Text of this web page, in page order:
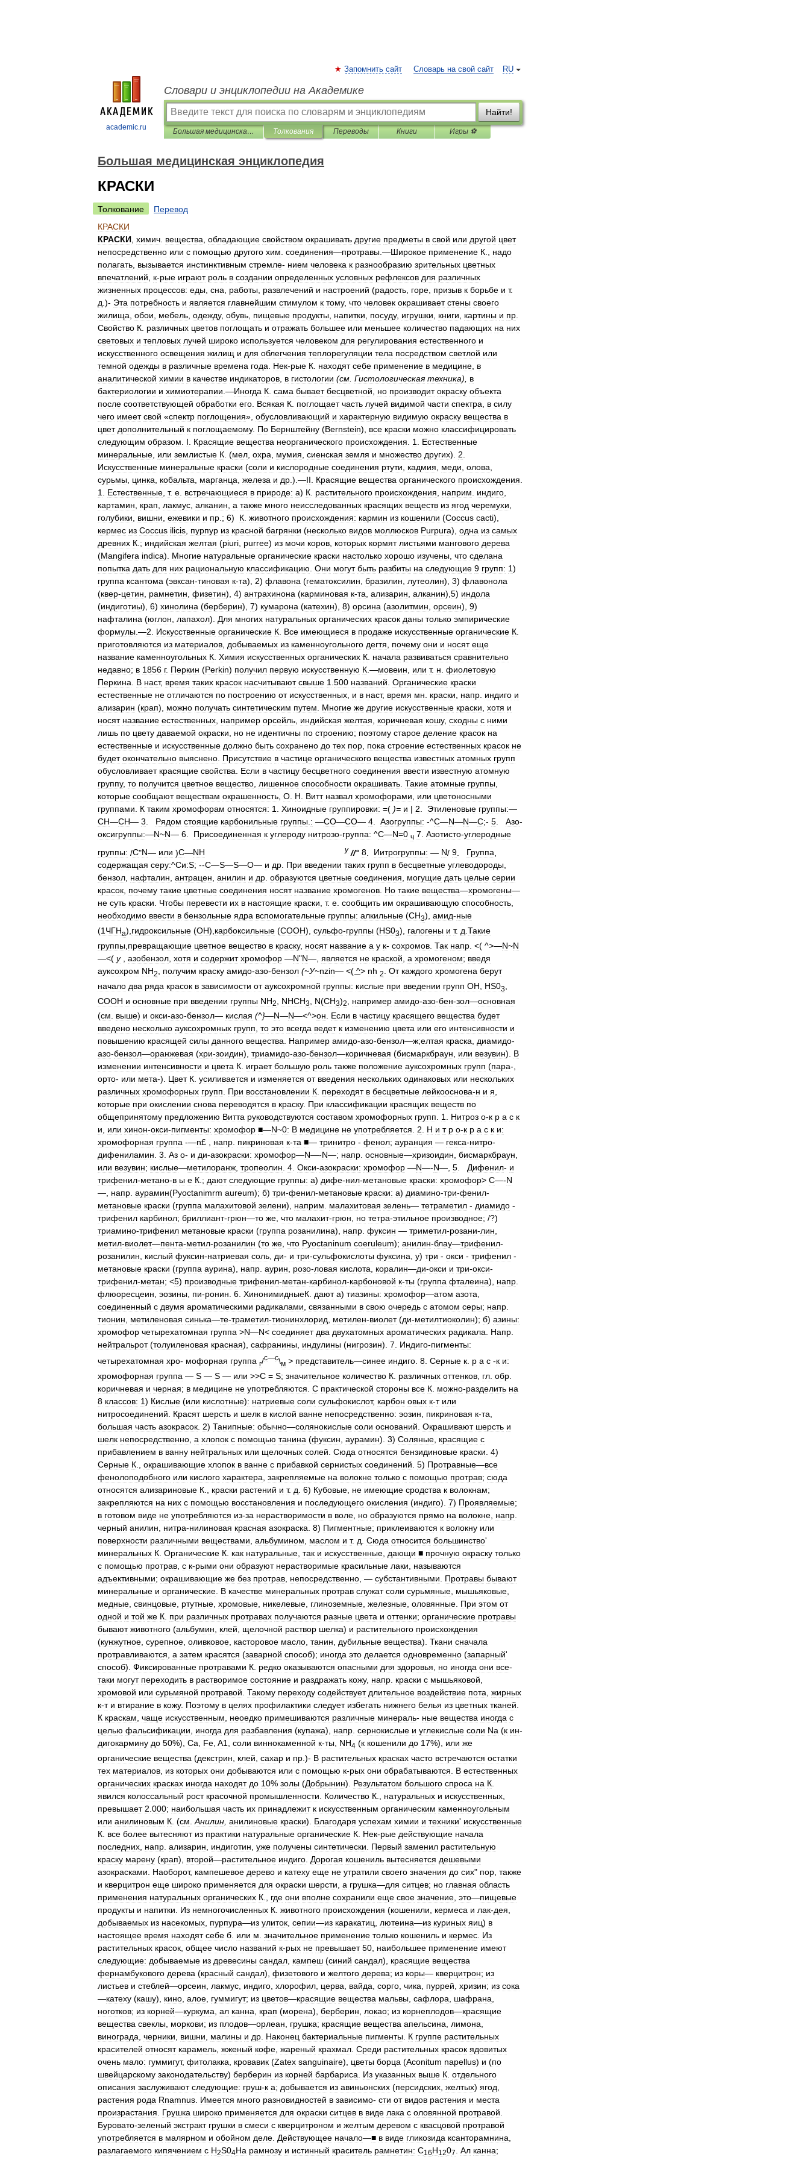
academic.ru
RU
Запомнить сайт Словарь на свой сайт
Словари и энциклопедии на Академике
Найти!
Большая медицинская энциклопедия Толкования Переводы Книги Игры ⚽
Большая медицинская энциклопедия
КРАСКИ
Толкование
Перевод
КРАСКИ
КРАСКИ химич вещества обладающие свойством окрашивать другие предметы в свой или другой цвет
непосредственно или с помощью другого хим соединения—протравы .—Широкое применение К
надо
полагать вызывается инстинктивным стремле- нием человека к разнообразию зрительных цветных
впечатлений
к-рые играют роль в создании определенных условных рефлексов для различных
жизненных процессов: еды сна работы развлечений и настроений (радость горе призыв к борьбе и т.
д .)- Эта потребность и является главнейшим стимулом к тому, что человек окрашивает стены своего
жилища обои мебель одежду, обувь пищевые продукты напитки посуду, игрушки книги картины и пр
Свойство К различных цветов поглощать и отражать большее или меньшее количество падающих на них
световых и тепловых лучей широко используется человеком для регулирования естественного и
искусственного освещения жилищ и для облегчения теплорегуляции тела посредством светлой или
темной одежды в различные времена года Нек-рые К находят себе применение в медицине в
аналитической химии в качестве индикаторов в гистологии (см Гистологическая техника), в
бактериологии и химиотерапии .—Иногда К сама бывает бесцветной но производит окраску объекта
после соответствующей обработки его Всякая К поглощает часть лучей видимой части спектра в силу
чего имеет свой «спектр поглощения», обусловливающий и характерную видимую окраску вещества в
цвет дополнительный к поглощаемому. По Бернштейну (Bernstein), все краски можно классифицировать
следующим образом I Красящие вещества неорганического происхождения 1
Естественные
минеральные или землистые К . (мел охра мумия сиенская земля и множество других). 2
Искусственные минеральные краски (соли и кислородные соединения ртути кадмия меди олова
сурьмы цинка кобальта марганца железа и др .).—II Красящие вещества органического происхождения
1
Естественные т. е встречающиеся в природе: а) К растительного происхождения наприм индиго
картамин
крап лакмус алканин а также много неисследованных красящих веществ из ягод черемухи
голубики
вишни ежевики и пр .; 6) К животного происхождения: кармин из кошенили (Coccus cacti),
кермес из Coccus ilicis пурпур из красной багрянки (несколько видов моллюсков Purpura), одна из самых
древних К .; индийская желтая (piuri purree) из мочи коров которых кормят листьями мангового дерева
(Mangifera indica). Многие натуральные органические краски настолько хорошо изучены что сделана
попытка дать для них рациональную классификацию Они могут быть разбиты на следующие 9 групп: 1)
группа ксантома (эвксан-тиновая к-та), 2) флавона (гематоксилин бразилин лутеолин), 3) флавонола
(квер-цетин рамнетин физетин), 4) антрахинона (карминовая к-та ализарин алканин), 5) индола
(индиготиы), 6) хинолина (берберин), 7) кумарона (катехин), 8) орсина (азолитмин орсеин), 9)
нафталина (юглон лапахол). Для многих натуральных органических красок даны только эмпирические
формулы .—2 Искусственные органические К Все имеющиеся в продаже искусственные органические К
приготовляются из материалов добываемых из каменноугольного дегтя почему они и носят еще
название каменноугольных К Химия искусственных органических К начала развиваться сравнительно
недавно; в 1856 г. Перкин (Perkin) получил первую искусственную К .—мовеин или т. н фиолетовую
Перкина
В наст, время таких красок насчитывают свыше 1 500 названий Органические краски
естественные не отличаются по построению от искусственных и в наст, время мн краски напр индиго и
ализарин (крап), можно получать синтетическим путем Многие же другие искусственные краски хотя и
носят название естественных например орсейль индийская желтая коричневая кошу, сходны с ними
лишь по цвету даваемой окраски но не идентичны по строению; поэтому старое деление красок на
естественные и искусственные должно быть сохранено до тех пор пока строение естественных красок не
будет окончательно выяснено Присутствие в частице органического вещества известных атомных групп
обусловливает красящие свойства Если в частицу бесцветного соединения ввести известную атомную
группу, то получится цветное вещество лишенное способности окрашивать Такие атомные группы
которые сообщают веществам окрашенность О Н Витт назвал хромофорами или цветоносными
группами
К таким хромофорам относятся: 1 Хиноидные группировки: =( )= и | 2 Этиленовые группы:—
СН—СН— 3 Рядом стоящие карбонильные группы : —СО—СО— 4 Азогруппы: -^С—N—N—С;- 5 Азо-
оксигруппы:—N~N— 6 Присоединенная к углероду нитрозо-группа: ^С—N=0 ч 7 Азотисто-углеродные
группы: /C"N— или )С—NH y //° 8 Иитрогруппы: — N/ 9 Группа
содержащая серу:^Си:S; --С—S—S—О— и др. При введении таких групп в бесцветные углеводороды,
бензол, нафталин, антрацен, анилин и др. образуются цветные соединения, могущие дать целые серии
красок, почему такие цветные соединения носят название хромогенов. Но такие вещества—хромогены—
не суть краски. Чтобы перевести их в настоящие краски, т. е. сообщить им окрашивающую способность,
необходимо ввести в бензольные ядра вспомогательные группы: алкильные (СН3), амид-ные
(1ЧГНа),гидроксильные (ОН),карбоксильные (СООН), сульфо-группы (HS03), галогены и т. д.Такие
группы превращающие цветное вещество в краску, носят название а у к- сохромов Так напр . <( ^>—N~N
—<( у азобензол хотя и содержит хромофор —N"N—, является не краской а хромогеном; введя
ауксохром NH2 получим краску амидо-азо-бензол (~У~nzin— <( ^> nh 2 От каждого хромогена берут
начало два ряда красок в зависимости от ауксохромной группы: кислые при введении групп ОН HS03
СООН и основные при введении группы NH2 NHCH3 N(CH3)2 например амидо-азо-бен-зол—основная
(см. выше) и окси-азо-бензол— кислая (^}—N—N—<^>он. Если в частицу красящего вещества будет
введено несколько ауксохромных групп, то это всегда ведет к изменению цвета или его интенсивности и
повышению красящей силы данного вещества. Например амидо-азо-бензол—ж;елтая краска, диамидо-
азо-бензол—оранжевая (хри-зоидин), триамидо-азо-бензол—коричневая (бисмаркбраун, или везувин). В
изменении интенсивности и цвета К. играет большую роль также положение ауксохромных групп (пара-,
орто- или мета-). Цвет К. усиливается и изменяется от введения нескольких одинаковых или нескольких
различных хромофорных групп. При восстановлении К. переходят в бесцветные лейкооснова-н и я,
которые при окислении снова переводятся в краску. При классификации красящих веществ по
общепринятому предложению Витта руководствуются составом хромофорных групп. 1. Нитроз о-к р а с к
и, или хинон-окси-пигменты: хромофор ■—N~0: В медицине не употребляется. 2. Н и т р о-к р а с к и:
хромофорная группа -—n£ , напр. пикриновая к-та ■— тринитро - фенол; ауранция — гекса-нитро-
дифениламин. 3. Аз о- и ди-азокраски: хромофор—N—-N—; напр. основные—хризоидин, бисмаркбраун,
или везувин; кислые—метилоранж, тропеолин. 4. Окси-азокраски: хромофор —N—-N—, 5. Дифенил- и
трифенил-метано-в ы е К.; дают следующие группы: а) дифе-нил-метановые краски: хромофор> С—-N
—, напр. аурамин(Pyoctanimrm aureum); б) три-фенил-метановые краски: а) диамино-три-фенил-
метановые краски (группа малахитовой зелени), наприм. малахитовая зелень— тетраметил - диамидо -
трифенил карбинол; бриллиант-грюн—то же, что малахит-грюн, но тетра-этильное производное; /?)
триамино-трифенил метановые краски (группа розанилина), напр. фуксин — триметил-розани-лин,
метил-виолет—пента-метил-розанилин (то же, что Pyoctaninum coeruleum); анилин-блау—трифенил-
розанилин, кислый фуксин-натриевая соль, ди- и три-сульфокислоты фуксина, у) три - окси - трифенил -
метановые краски (группа аурина), напр. аурин, розо-ловая кислота, коралин—ди-окси и три-окси-
трифенил-метан; <5) производные трифенил-метан-карбинол-карбоновой к-ты (группа фталеина), напр.
флюоресцеин, эозины, пи-ронин. 6. ХинонимидныеК. дают а) тиазины: хромофор—атом азота,
соединенный с двумя ароматическими радикалами, связанными в свою очередь с атомом серы; напр.
тионин, метиленовая синька—те-траметил-тионинхлорид, метилен-виолет(ди-метилтиоколин); б) азины:
хромофор четырехатомная группа >N—N< соединяет два двухатомных ароматических радикала. Напр.
нейтральрот(толуиленовая красная), сафранины, индулины (нигрозин). 7. Индиго-пигменты:
четырехатомная хро- мофорная группа г/с—с\м > представитель—синее индиго 8 Серные к р а с -к и:
хромофорная группа — S — S — или >>C = S; значительное количество К различных оттенков гл обр
коричневая и черная; в медицине не употребляются С практической стороны все К можно-разделить на
8 классов: 1) Кислые (или кислотные): натриевые соли сульфокислот, карбон овых к-т или
нитросоединений
Красят шерсть и шелк в кислой ванне непосредственно: эозин пикриновая к-та
большая часть азокрасок 2) Танипные: обычно—солянокислые соли оснований Окрашивают шерсть и
шелк непосредственно а хлопок с помощью танина (фуксин аурамин). 3) Соляные красящие с
прибавлением в ванну нейтральных или щелочных солей Сюда относятся бензидиновые краски 4)
Серные К окрашивающие хлопок в ванне с прибавкой сернистых соединений 5) Протравные—все
фенолоподобного или кислого характера закрепляемые на волокне только с помощью протрав; сюда
относятся ализариновые К краски растений и т. д 6) Кубовые не имеющие сродства к волокнам;
закрепляются на них с помощью восстановления и последующего окисления (индиго). 7) Проявляемые;
в готовом виде не употребляются из-за нерастворимости в воле но образуются прямо на волокне напр
черный анилин нитра-нилиновая красная азокраска 8) Пигментные; приклеиваются к волокну или
поверхности различными веществами альбумином маслом и т. д Сюда относится большинство'
минеральных К Органические К как натуральные так и искусственные дающи ■ прочную окраску только
с помощью протрав с к-рыми они образуют нерастворимые красильные лаки
называются
адъективными; окрашивающие же без протрав непосредственно , — субстантивными Протравы бывают
минеральные и органические В качестве минеральных протрав служат соли сурьмяные мышьяковые
медные свинцовые ртутные хромовые никелевые глиноземные железные оловянные При этом от
одной и той же К при различных протравах получаются разные цвета и оттенки; органические протравы
бывают животного (альбумин клей щелочной раствор шелка) и растительного происхождения
(кунжутное сурепное оливковое касторовое масло танин дубильные вещества). Ткани сначала
протравливаются а затем красятся (заварной способ); иногда это делается одновременно (запарный'
способ). Фиксированные протравами К редко оказываются опасными для здоровья но иногда они все-
таки могут переходить в растворимое состояние и раздражать кожу, напр краски с мышьяковой
хромовой или сурьмяной протравой Такому переходу содействует длительное воздействие пота жирных
к-т и втирание в кожу. Поэтому в целях профилактики следует избегать нижнего белья из цветных тканей
К краскам чаще искусственным неоедко примешиваются различные минераль- ные вещества иногда с
целью фальсификации иногда для разбавления (купажа), напр сернокислые и углекислые соли Na (к ин-
дигокармину до 50%), Са Fe A1 соли виннокаменной к-ты NH4 (к кошенили до 17%), или же
органические вещества (декстрин клей сахар и пр .)- В растительных красках часто встречаются остатки
тех материалов из которых они добываются или с помощью к-рых они обрабатываются В естественных
органических красках иногда находят до 10% золы (Добрынин). Результатом большого спроса на К
явился колоссальный рост красочной промышленности Количество К натуральных и искусственных
превышает 2 000; наибольшая часть их принадлежит к искусственным органическим каменноугольным
или анилиновым К . (см Анилин анилиновые краски). Благодаря успехам химии и техники' искусственные
К все более вытесняют из практики натуральные органические К Нек-рые действующие начала
последних напр ализарин индиготин уже получены синтетически Первый заменил растительную
краску марену (крап), второй—растительное индиго Дорогая кошениль вытесняется дешевыми
азокрасками
Наоборот, кампешевое дерево и катеху еще не утратили своего значения до сих" пор также
и кверцитрон еще широко применяется для окраски шерсти а грушка—для ситцев; но главная область
применения натуральных органических К где они вполне сохранили еще свое значение это—пищевые
продукты и напитки Из немногочисленных К животного происхождения (кошенили кермеса и лак-дея
добываемых из насекомых пурпура—из улиток сепии—из каракатиц лютеина—из куриных яиц) в
настоящее время находят себе б или м значительное применение только кошениль и кермес Из
растительных красок общее число названий к-рых не превышает 50 наибольшее применение имеют
следующие: добываемые из древесины сандал кампеш (синий сандал), красящие вещества
фернамбукового дерева (красный сандал), физетового и желтого дерева; из коры— кверцитрон; из
листьев и стеблей—орсеин лакмус индиго хлорофил церва вайда сорго чика пуррей хризин; из сока
—катеху (кашу), кино алое гуммигут; из цветов—красящие вещества мальвы сафлора шафрана
ноготков; из корней—куркума ал канна крап (морена), берберин локао; из корнеплодов—красящие
вещества свеклы моркови; из плодов—орлеан грушка; красящие вещества апельсина лимона
винограда черники вишни малины и др Наконец бактериальные пигменты К группе растительных
красителей относят карамель жженый кофе жареный крахмал Среди растительных красок ядовитых
очень мало: гуммигут, фитолакка кровавик (Zatex sanguinaire), цветы борца (Aconitum napellus) и (по
швейцарскому законодательству) берберин из корней барбариса Из указанных выше К отдельного
описания заслуживают следующие: груш-к а; добывается из авиньонских (персидских желтых) ягод
растения рода Rnamnus Имеется много разновидностей в зависимо- сти от видов растения и места
произрастания
Грушка широко применяется для окраски ситцев в виде лака с оловянной протравой
Буровато-зеленый экстракт грушки в смеси с кверцитроном и желтым деревом с квасцовой протравой
употребляется в малярном и обойном деле Действующее начало—■ в виде гликозида ксанторамнина
разлагаемого кипячением с H2S04Ha рамнозу и истинный краситель рамнетин: С16Н1207 Ал канна;